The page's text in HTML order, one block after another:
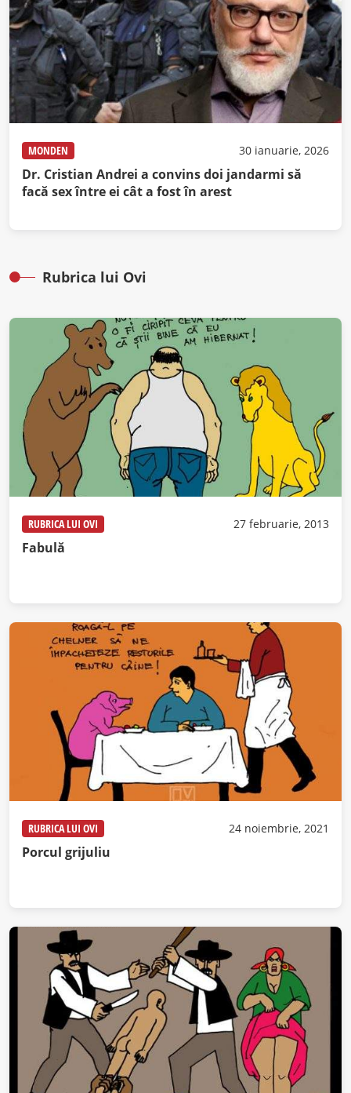
MONDEN 30 ianuarie, 2026
Dr. Cristian Andrei a convins doi jandarmi să
facă sex între ei cât a fost în arest
Rubrica lui Ovi
RUBRICA LUI OVI 27 februarie, 2013
Fabulă
RUBRICA LUI OVI 24 noiembrie, 2021
Porcul grijuliu